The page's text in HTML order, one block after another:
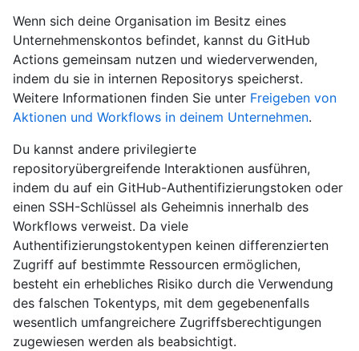
Wenn sich deine Organisation im Besitz eines
Unternehmenskontos befindet, kannst du GitHub
Actions gemeinsam nutzen und wiederverwenden,
indem du sie in internen Repositorys speicherst.
Weitere Informationen finden Sie unter Freigeben von
Aktionen und Workflows in deinem Unternehmen.
Du kannst andere privilegierte
repositoryübergreifende Interaktionen ausführen,
indem du auf ein GitHub-Authentifizierungstoken oder
einen SSH-Schlüssel als Geheimnis innerhalb des
Workflows verweist. Da viele
Authentifizierungstokentypen keinen differenzierten
Zugriff auf bestimmte Ressourcen ermöglichen,
besteht ein erhebliches Risiko durch die Verwendung
des falschen Tokentyps, mit dem gegebenenfalls
wesentlich umfangreichere Zugriffsberechtigungen
zugewiesen werden als beabsichtigt.